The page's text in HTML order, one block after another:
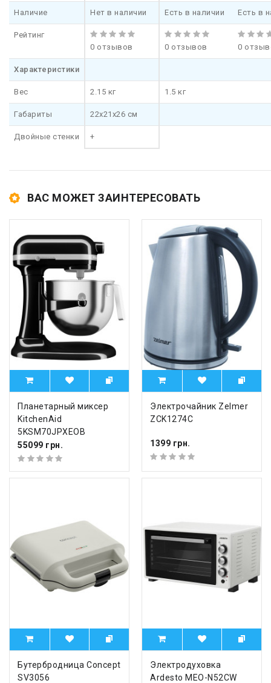
Наличие Нет в наличии Есть в наличии Есть в
Рейтинг
0 отзывов
0 отзывов 0
Характеристики
Вес 2.15 кг 1.5 кг
Габариты 22x21x26 см
Двойные стенки +
ВАС МОЖЕТ ЗАИНТЕРЕСОВАТЬ
Планетарный миксер
KitchenAid
5KSM70JPXEOB
55099 грн.
Электрочайник Zelmer
ZCK1274C
1399 грн.
Бутербродница Concept
SV3056
Электродуховка
Ardesto MEO-N52CW